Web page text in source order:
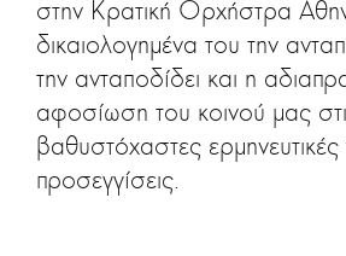
στην Κρατική Ορχήστρα
δικαιολογημένα του την
την ανταποδίδει και η
αφοσίωση του κοινού μας
βαθυστόχαστες ερμηνευτικές
προσεγγίσεις.